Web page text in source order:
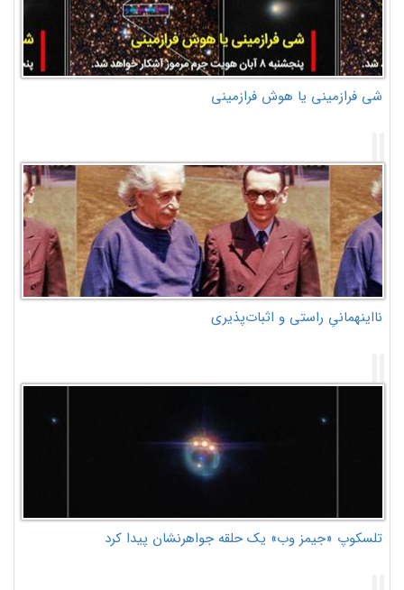
شی فرازمینی یا هوش فرازمینی
نااینهمانیِ راستی و اثبات‌پذیری
تلسکوپ «جیمز وب» یک حلقه جواهرنشان پیدا کرد